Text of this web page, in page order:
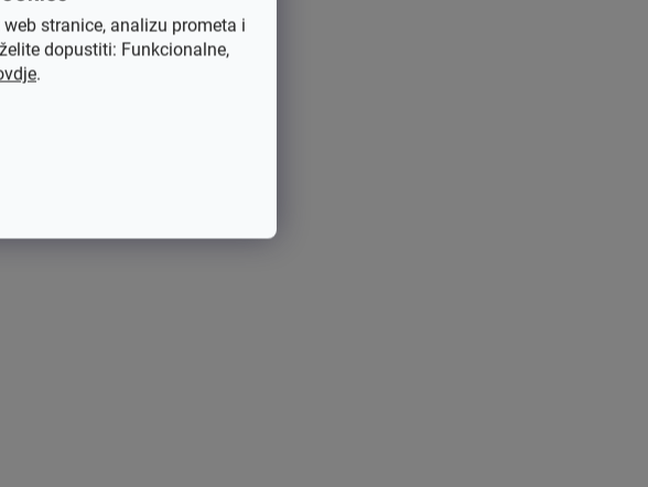
stranice, analizu prometa i
dopustiti: Funkcionalne,
.